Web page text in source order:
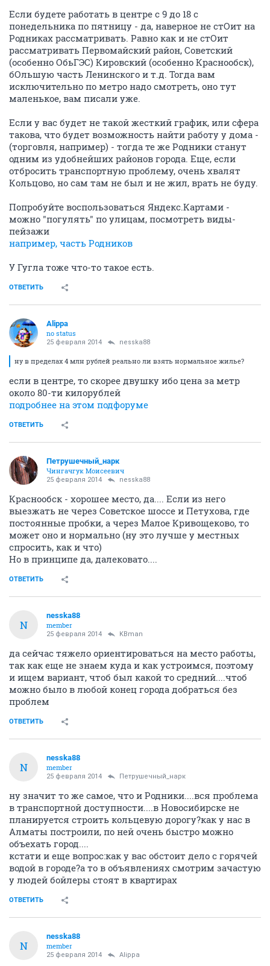
Если будете работать в центре с 9 до 18 с
понедельника по пятницу - да, наверное не стОит на
Родниках рассматривать. Равно как и не стОит
рассматривать Первомайский район, Советский
(особенно ОбьГЭС) Кировский (особенно Краснообск),
бОльшую часть Ленинского и т.д. Тогда вам
исключительно по метро надо смотреть, оно тут
маленькое, вам писали уже.
Если у вас будет не такой жесткий график, или сфера
такова, что будет возможность найти работу у дома -
(торговля, например) - тогда те же Родники станут
одним из удобнейших районов города. Еще, если
отбросить транспортную проблему, очень хвалят
Кольцово, но сам там не был и не жил, врать не буду.
Попробуйте воспользоваться Яндекс.Картами -
можно "погулять" по улицам, посмотреть виды-
пейзажи
например, часть Родников
У Гугла тоже что-то такое есть.
ОТВЕТИТЬ
Alippa
no status
25 февраля 2014 nesska88
ну в пределах 4 млн рублей реально ли взять нормальное жилье?
если в центре, то скорее двушку ибо цена за метр
около 80-ти килорублей
подробнее на этом подфоруме
ОТВЕТИТЬ
Петрушечный_нарк
Чингачгук Моисеевич
25 февраля 2014 nesska88
Краснообск - хорошее место, да.... Если из него
выезжать не через Советское шоссе и Петухова, где
постоянные пробки, а через Малое Кривощеково, то
может оно и нормально (ну это лучше у местных
спросить, как и что)
Но в принципе да, далековато....
ОТВЕТИТЬ
N
nesska88
member
25 февраля 2014 KBman
да сейчас тяжело ориентироваться на место работы,
так как еще не знаем куда и как устроимся, поэтому
и ищем вариант, чтоб был какой то средний....чтоб
можно было в любой конец города добраться без
проблем
ОТВЕТИТЬ
N
nesska88
member
25 февраля 2014 Петрушечный_нарк
ну значит то же самое, что и Родники....вся проблема
в транспортной доступности....в Новосибирске не
планируется строить кольцевую дорогу?как у нас в
Алматы построили, по ней очень быстро можно
объехать город....
кстати и еще вопрос:как у вас обстоит дело с горячей
водой в городе?а то в объявлениях смотрим зачастую
у людей бойлеры стоят в квартирах
ОТВЕТИТЬ
N
nesska88
member
25 февраля 2014 Alippa